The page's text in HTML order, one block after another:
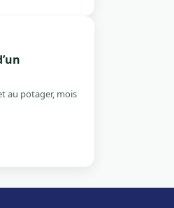
au potager, mois